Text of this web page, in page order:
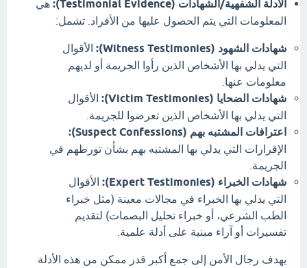
الأدلة الشفهية/الشهادات (Testimonial Evidence):
هي
المعلومات التي يتم الحصول عليها من الأفراد. تشمل:
شهادات الشهود (Witness Testimonies):
الأقوال
التي يدلي بها الأشخاص الذين رأوا الجريمة أو لديهم
معلومات عنها.
شهادات الضحايا (Victim Testimonies):
الأقوال
التي يدلي بها الأشخاص الذين تعرضوا للجريمة.
اعترافات المشتبه بهم (Suspect Confessions):
الإقرارات التي يدلي بها المشتبه بهم بشأن تورطهم في
الجريمة.
شهادات الخبراء (Expert Testimonies):
الأقوال
التي يدلي بها الخبراء في مجالات معينة (مثل خبراء
الطب الشرعي، أو خبراء تحليل البصمات) لتقديم
تفسيرات أو آراء مبنية على أدلة علمية.
يهدف رجال الأمن إلى جمع أكبر قدر ممكن من هذه الأدلة